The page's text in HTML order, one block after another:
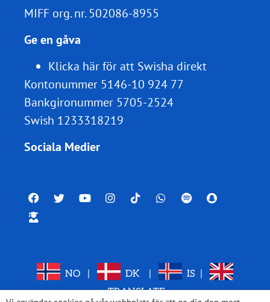
MIFF org. nr.502086-8955
Ge en gåva
Klicka här för att Swisha direkt
Kontonummer 5146-10 924 77
Bankgironummer 5705-2524
Swish 1233318219
Sociala Medier
NO DK IS
TRANSLATE